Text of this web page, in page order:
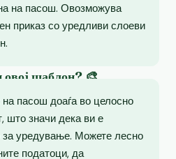
на пасош. Овозможува
приказ со уредливи слоеви
шаблон? 🎨
пасош доаѓа во целосно
што значи дека ви е
уредување. Можете лесно
податоци, да